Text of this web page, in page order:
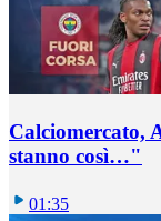
Calciomercato,
stanno così…"
01:35